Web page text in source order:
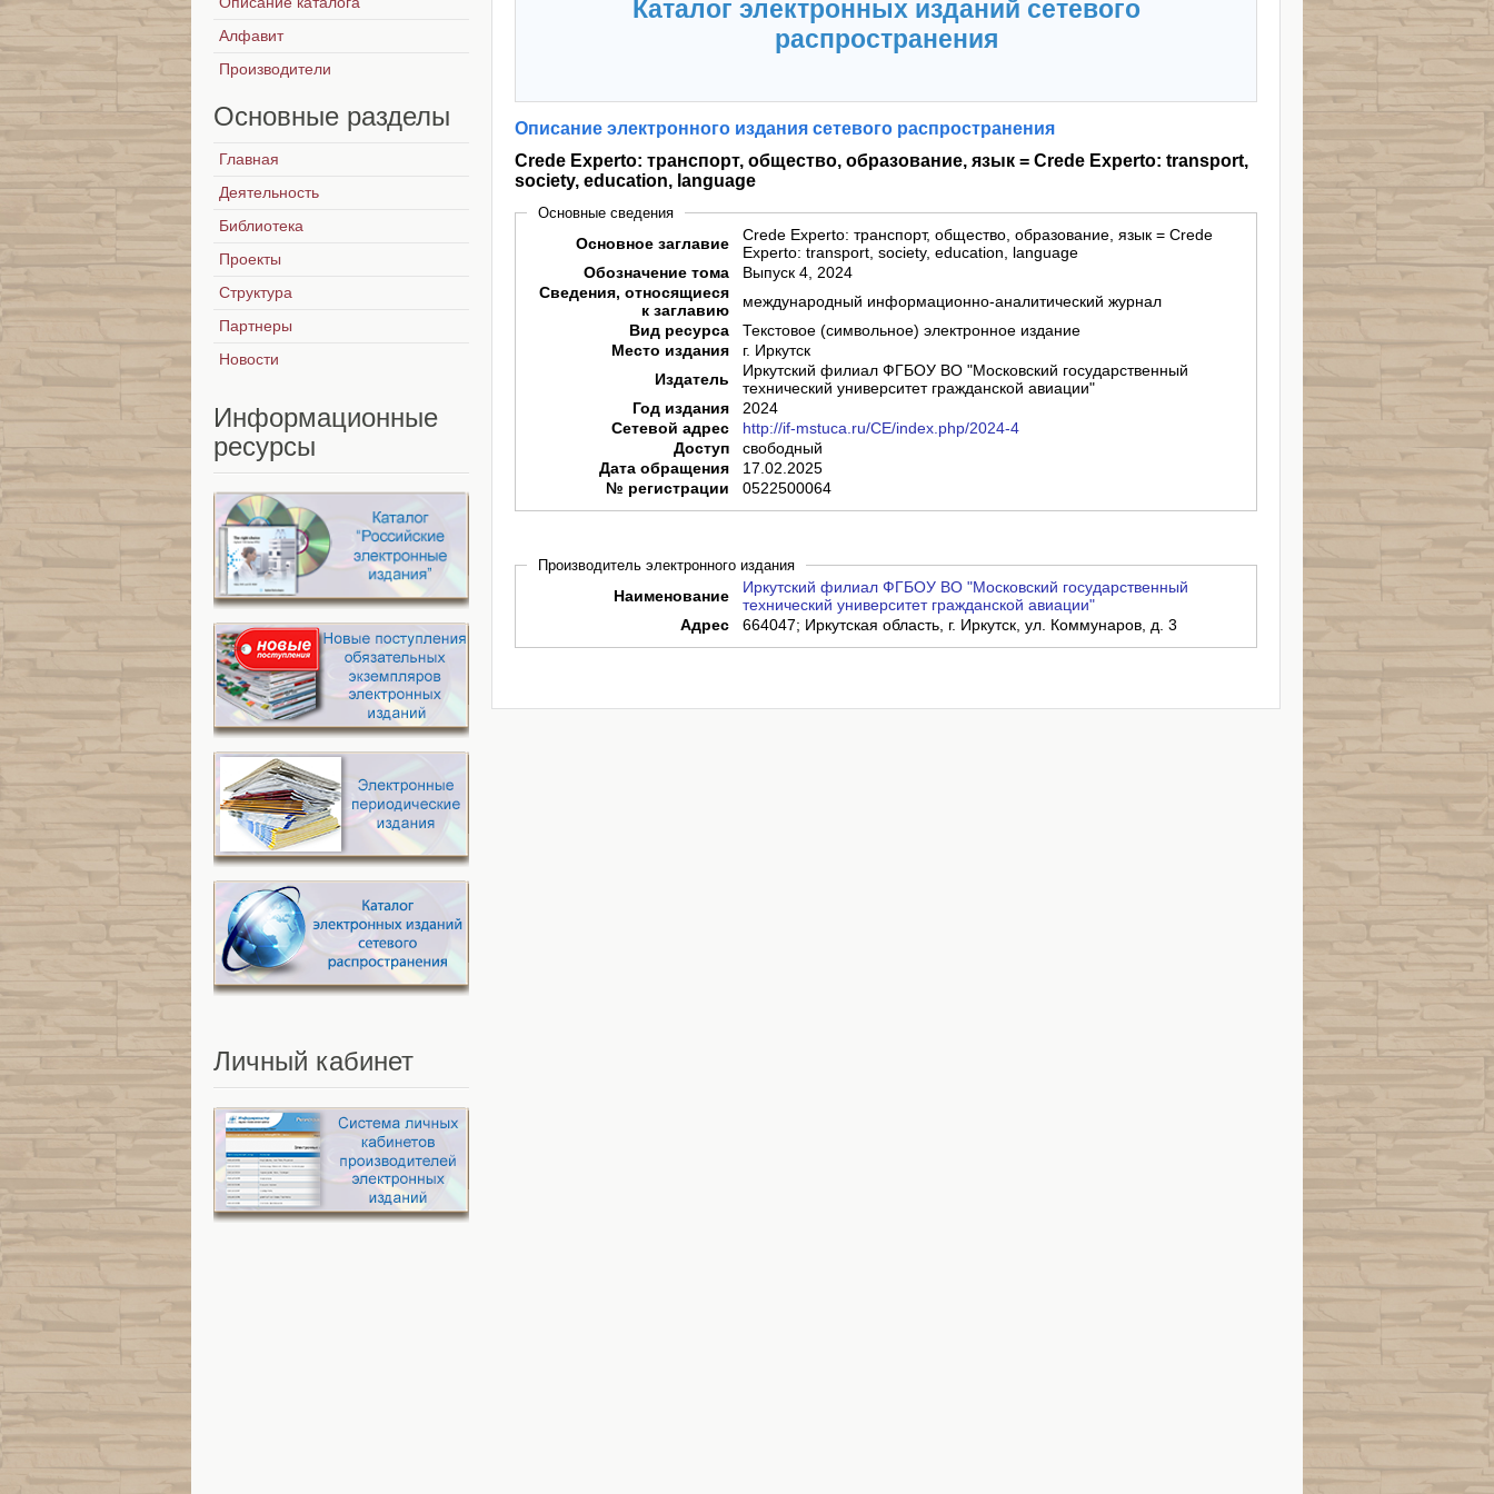
Каталог электронных изданий сетевого
распространения
Описание электронного издания сетевого распространения
Crede Experto: транспорт, общество, образование, язык = Crede Experto: transport,
society, education, language
Основные сведения
Основное заглавие
Crede Experto: транспорт, общество, образование, язык = Crede
Experto: transport, society, education, language
Обозначение тома
Выпуск 4, 2024
Сведения, относящиеся
к заглавию
международный информационно-аналитический журнал
Вид ресурса
Текстовое (символьное) электронное издание
Место издания
г. Иркутск
Издатель
Иркутский филиал ФГБОУ ВО "Московский государственный
технический университет гражданской авиации"
Год издания
2024
Сетевой адрес
http://if-mstuca.ru/CE/index.php/2024-4
Доступ
свободный
Дата обращения
17.02.2025
№ регистрации
0522500064
Производитель электронного издания
Наименование
Иркутский филиал ФГБОУ ВО "Московский государственный
технический университет гражданской авиации"
Адрес
664047; Иркутская область, г. Иркутск, ул. Коммунаров, д. 3
Алфавит
Производители
Основные разделы
Главная
Деятельность
Библиотека
Проекты
Структура
Партнеры
Новости
Информационные
ресурсы
Личный кабинет